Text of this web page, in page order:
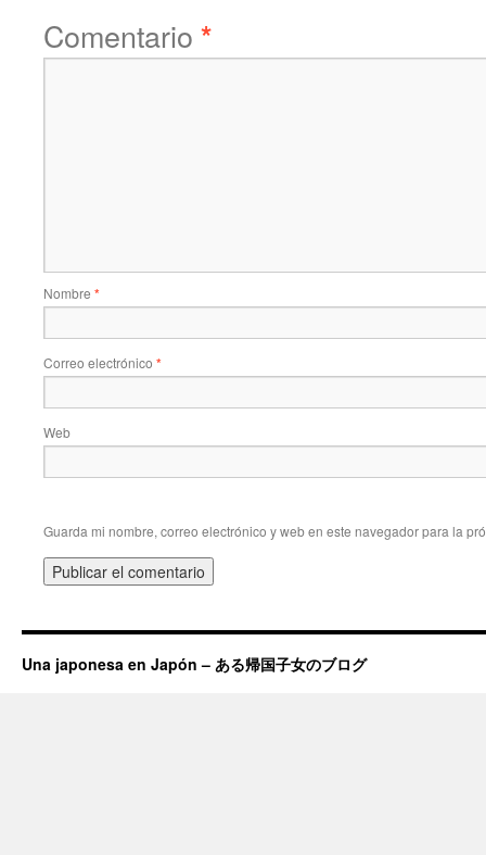
Comentario *
Nombre *
Correo electrónico *
Web
Guarda mi nombre, correo electrónico y web en este navegador para la
Una japonesa en Japón – ある帰国子女のブログ